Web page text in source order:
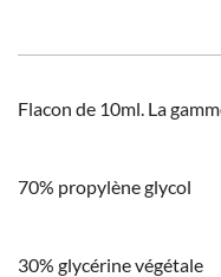
Flacon de 10ml. La
70% propylène glycol
30% glycérine végétale